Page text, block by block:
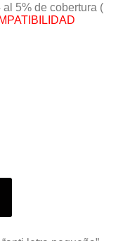
5% de cobertura (